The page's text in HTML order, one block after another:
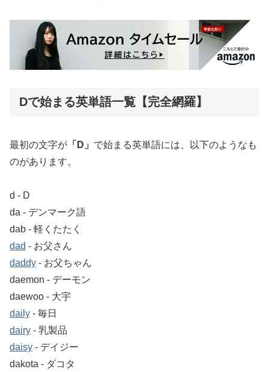
Dで始まる英単語一覧【完全網羅】
最初の文字が 「D」 で始まる英単語には、以下のようなも
のがあります。
d ‐ D
da ‐ デンマーク語
dab ‐ 軽くたたく
dad ‐ お父さん
daddy ‐ お父ちゃん
daemon ‐ デーモン
daewoo ‐ 大宇
daily ‐ 毎日
dairy ‐ 乳製品
daisy ‐ デイジー
dakota ‐ ダコタ